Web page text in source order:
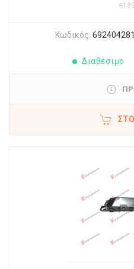
Κωδικός: 692404281
Διαθέσιμο
ΣΤΟ